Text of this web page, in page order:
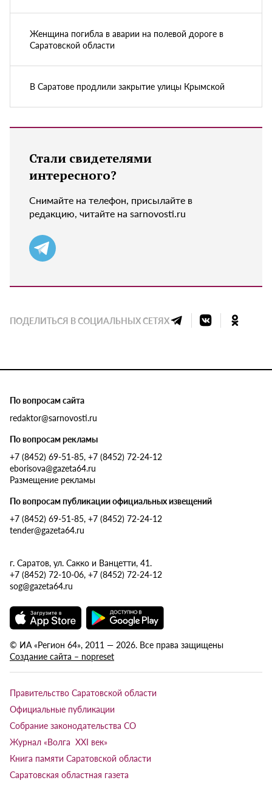
Женщина погибла в аварии на полевой дороге в
Саратовской области
В Саратове продлили закрытие улицы Крымской
Стали свидетелями
интересного?
Снимайте на телефон, присылайте в
редакцию, читайте на sarnovosti.ru
ПОДЕЛИТЬСЯ В СОЦИАЛЬНЫХ СЕТЯХ
По вопросам сайта
redaktor@sarnovosti.ru
По вопросам рекламы
+7 (8452) 69-51-85, +7 (8452) 72-24-12
eborisova@gazeta64.ru
Размещение рекламы
По вопросам публикации официальных извещений
+7 (8452) 69-51-85, +7 (8452) 72-24-12
tender@gazeta64.ru
г. Саратов, ул. Сакко и Ванцетти, 41.
+7 (8452) 72-10-06, +7 (8452) 72-24-12
sog@gazeta64.ru
© ИА «Регион 64», 2011 — 2026. Все права защищены
Создание сайта – nopreset
Правительство Саратовской области
Официальные публикации
Собрание законодательства СО
Журнал «Волга XXI век»
Книга памяти Саратовской области
Саратовская областная газета